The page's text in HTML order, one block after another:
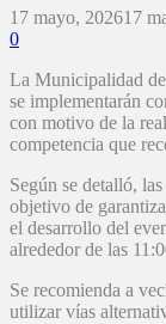
17 mayo, 202617
0
La Municipalidad
se implementarán
con motivo de la
competencia que
Según se detalló,
objetivo de
el desarrollo del
alrededor de las
Se recomienda a
utilizar vías